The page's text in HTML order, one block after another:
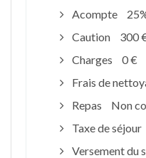
Acompte
Caution
300
Charges
0 €
Frais de
Repas
Non
Taxe de séjour
Versement du